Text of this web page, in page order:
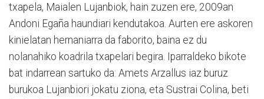
txapela, Maialen Lujan­biok, hain zu­zen ere, 2009an
Andoni Egaña haundiari kendutakoa. Aurten ere askoren
kinielatan hernaniarra da faborito, baina ez du
nolanahiko koadrila txapelari begira. Iparraldeko bikote
bat indarrean sartuko da: Amets Arzallus iaz buruz
burukoa Lujanbiori jokatu ziona, eta Sustrai Colina, beti